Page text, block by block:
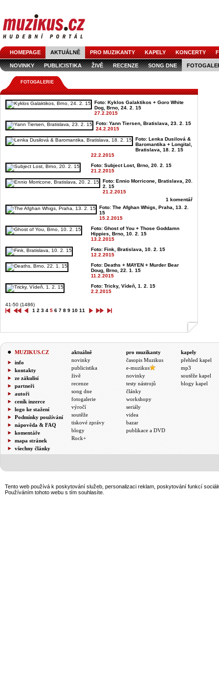
HOMEPAGE AKTUÁLNĚ PRO MUZIKANTY KAPELY KONCERTY
NOVINKY PUBLICISTIKA ŽIVĚ RECENZE SONG DNE
FOTOGALERIE
Foto: Kyklos Galaktikos + Goro White
Dog, Brno, 24. 2. 15
27.2.2015
Foto: Yann Tiersen, Bratislava, 23. 2. 15
24.2.2015
Foto: Lenka Dusilová &
Baromantika + Longital,
Bratislava, 18. 2. 15
22.2.2015
Foto: Subject Lost, Brno, 20. 2. 15
21.2.2015
Foto: Ennio Morricone, Bratislava, 20.
2. 15
21.2.2015
1 komentář
Foto: The Afghan Whigs, Praha, 13. 2.
15
15.2.2015
Foto: Ghost of You + Those Goddamn
Hippies, Brno, 10. 2. 15
13.2.2015
Foto: Fink, Bratislava, 10. 2. 15
12.2.2015
Foto: Deaths + MAYEN + Murder Bear
Doug, Brno, 22. 1. 15
11.2.2015
Foto: Tricky, Vídeň, 1. 2. 15
2.2.2015
41-50 (1486)
1 2 3 4 5 6 7 8 9 10 11
MUZIKUS.CZ
info
kontakty
ze zákulisí
partneři
autoři
ceník inzerce
logo ke stažení
Podmínky používání
nápověda & FAQ
komentáře
mapa stránek
všechny články
aktuálně
novinky
publicistika
živě
recenze
song dne
fotogalerie
výročí
soutěže
tiskové zprávy
blogy
Rock+
pro muzikanty
časopis Muzikus
e-muzikus
novinky
testy nástrojů
články
workshopy
seriály
videa
bazar
publikace a DVD
kapely
přehled kapel
mp3
soutěže kapel
blogy kapel
Tento web používá k poskytování služeb, personalizaci reklam, poskytování funkcí
Používáním tohoto webu s tím souhlasíte.